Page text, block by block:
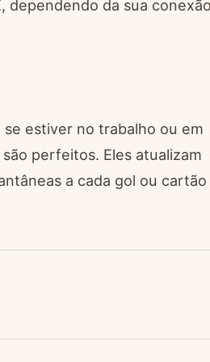
dependendo da sua
estiver no trabalho ou em
perfeitos. Eles atualizam
a cada gol ou cartão